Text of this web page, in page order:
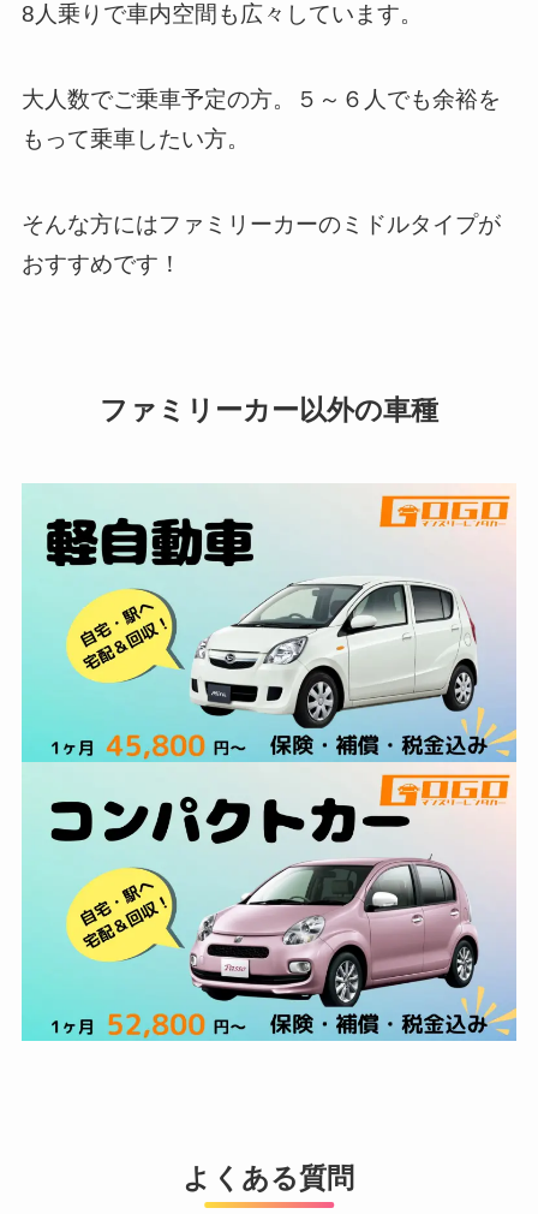
8人乗りで車内空間も広々しています。
大人数でご乗車予定の方。５～６人でも余裕を
もって乗車したい方。
そんな方にはファミリーカーのミドルタイプが
おすすめです！
ファミリーカー以外の車種
よくある質問